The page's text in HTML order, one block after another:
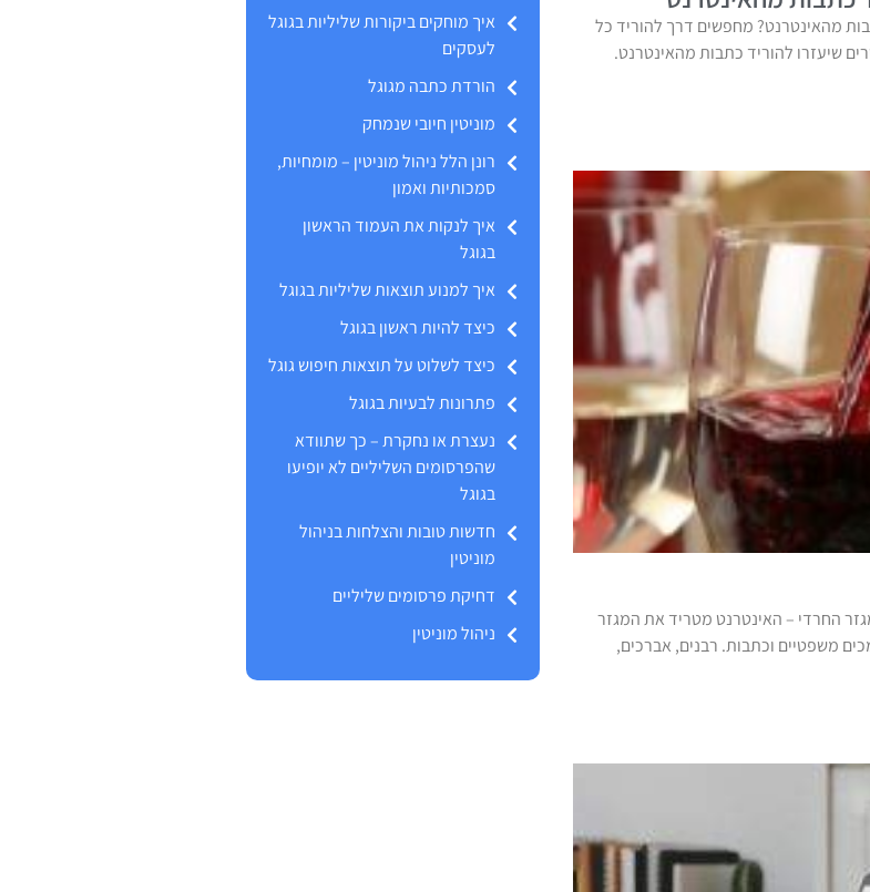
מהאינטרנט? מחפשים דרך להוריד כל
שיעזרו להוריד כתבות מהאינטרנט.
החרדי – האינטרנט מטריד את המגזר
משפטיים וכתבות. רבנים, אברכים,
איך מוחקים ביקורות שליליות בגוגל
לעסקים
הורדת כתבה מגוגל
מוניטין חיובי שנמחק
רונן הלל ניהול מוניטין – מומחיות,
סמכותיות ואמון
איך לנקות את העמוד הראשון
בגוגל
איך למנוע תוצאות שליליות בגוגל
כיצד להיות ראשון בגוגל
כיצד לשלוט על תוצאות חיפוש גוגל
פתרונות לבעיות בגוגל
נעצרת או נחקרת – כך שתוודא
שהפרסומים השליליים לא יופיעו
בגוגל
חדשות טובות והצלחות בניהול
מוניטין
דחיקת פרסומים שליליים
ניהול מוניטין